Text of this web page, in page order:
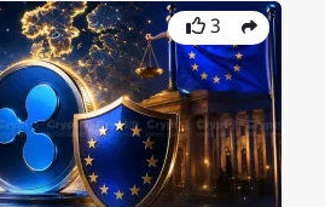
3